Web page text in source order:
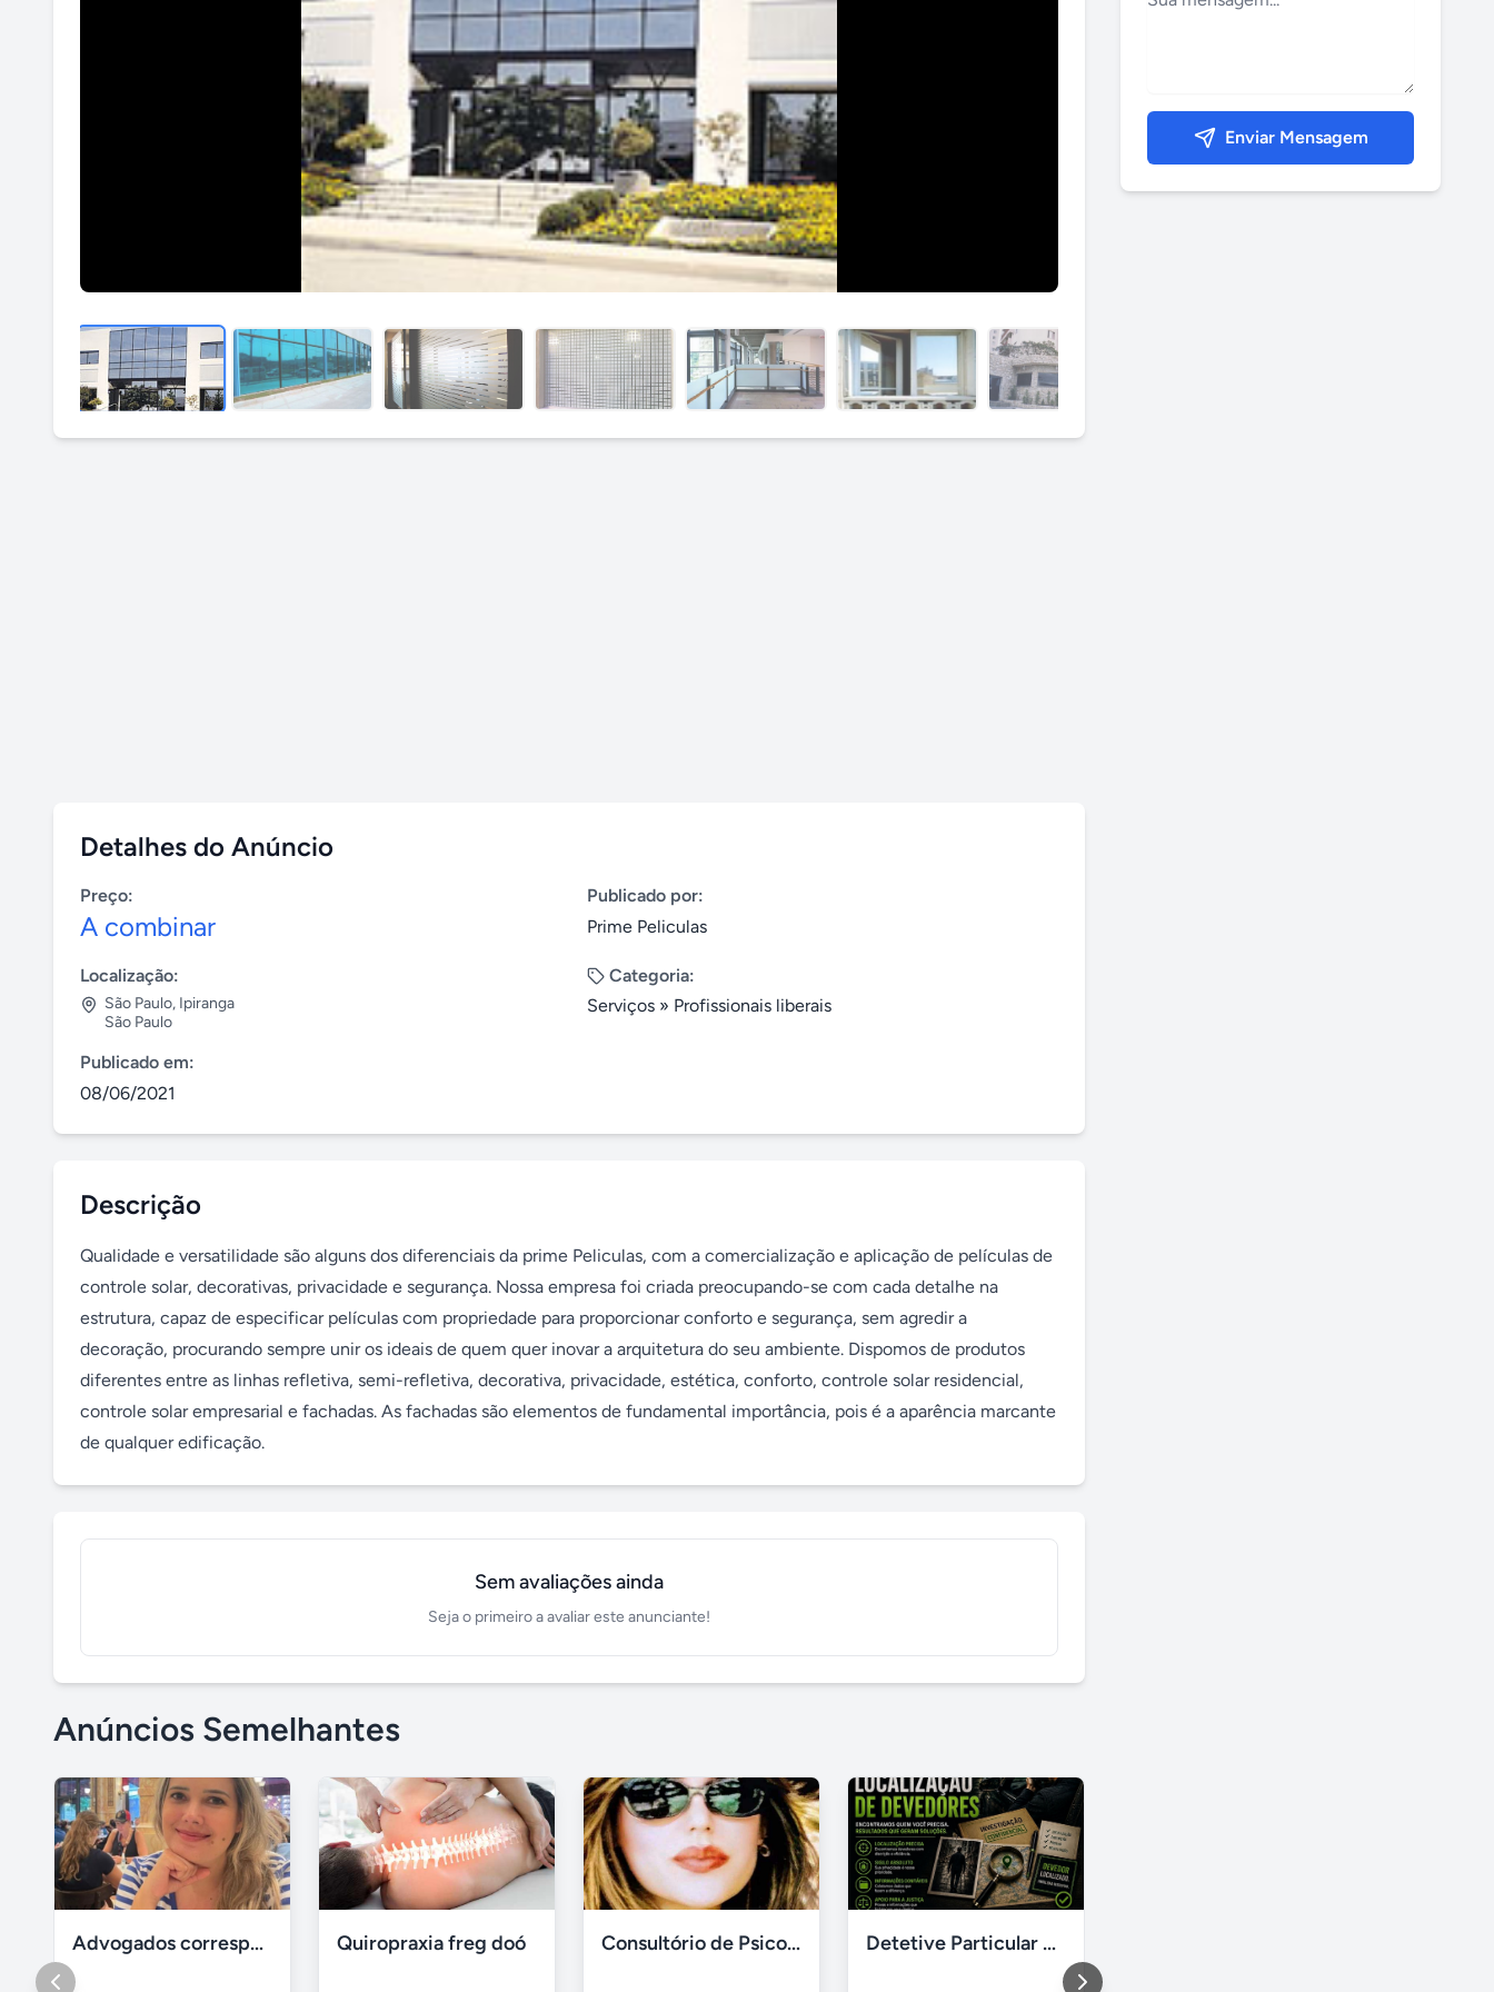
Detalhes do Anúncio
Preço:
A combinar
Publicado por:
Prime Peliculas
Localização:
São Paulo, Ipiranga
São Paulo
Categoria:
Serviços » Profissionais liberais
Publicado em:
08/06/2021
Descrição
Qualidade e versatilidade são alguns dos diferenciais da prime Peliculas, com a comercialização e aplicação de películas de
controle solar, decorativas, privacidade e segurança. Nossa empresa foi criada preocupando-se com cada detalhe na
estrutura, capaz de especificar películas com propriedade para proporcionar conforto e segurança, sem agredir a
decoração, procurando sempre unir os ideais de quem quer inovar a arquitetura do seu ambiente. Dispomos de produtos
diferentes entre as linhas refletiva, semi-refletiva, decorativa, privacidade, estética, conforto, controle solar residencial,
controle solar empresarial e fachadas. As fachadas são elementos de fundamental importância, pois é a aparência marcante
de qualquer edificação.
Sem avaliações ainda
Seja o primeiro a avaliar este anunciante!
Anúncios Semelhantes
Advogados correspondentes Quiropraxia freg doó Consultório de Psicologia e Psicanálise Detetive Particular em Canoas – Localização de Devedores
Enviar Mensagem